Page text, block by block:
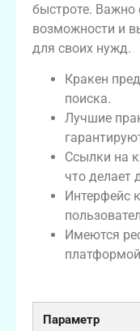
быстроте. Важно
возможности и
для своих нужд.
Кракен
поиска.
Лучшие
Ссылки на
что делает
Интерфейс
Имеются
Параметр